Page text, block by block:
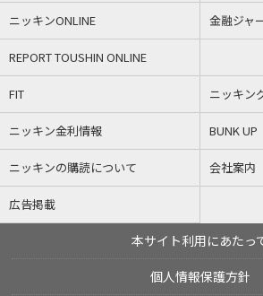
ニッキンONLINE 金融ジャ
REPORT TOUSHIN ONLINE
FIT ニッキン
ニッキン金利情報 BUNK UP
ニッキンの購読について 会社案内
広告掲載
本サイト利用にあたっ
個人情報保護方針